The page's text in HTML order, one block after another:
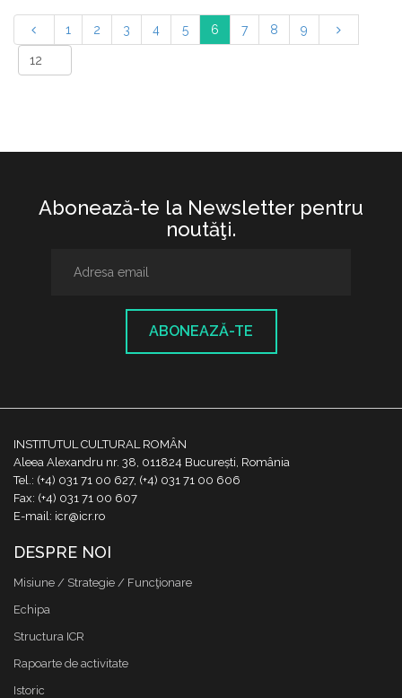
1 2 3 4 5 6 7 8 9
Abonează-te la Newsletter pentru
noutăţi.
ABONEAZĂ-TE
INSTITUTUL CULTURAL ROMÂN
Aleea Alexandru nr. 38, 011824 București, România
Tel.: (+4) 031 71 00 627, (+4) 031 71 00 606
Fax: (+4) 031 71 00 607
E-mail: icr@icr.ro
DESPRE NOI
Misiune / Strategie / Funcţionare
Echipa
Structura ICR
Rapoarte de activitate
Istoric